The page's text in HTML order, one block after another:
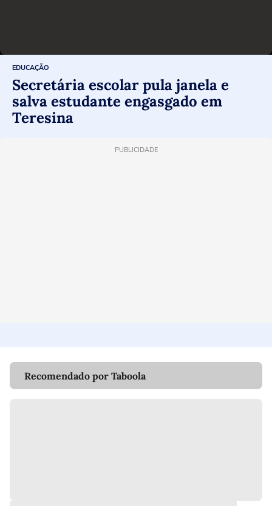
EDUCAÇÃO
Secretária escolar pula janela e
salva estudante engasgado em
Teresina
PUBLICIDADE
Recomendado por Taboola